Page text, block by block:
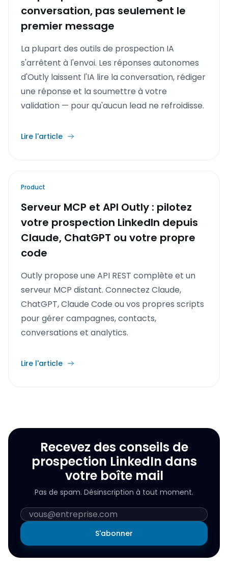
conversation, pas seulement le
premier message
La plupart des outils de prospection IA
s'arrêtent à l'envoi. Les réponses autonomes
d'Outly laissent l'IA lire la conversation, rédiger
une réponse et la soumettre à votre
validation — pour qu'aucun lead ne refroidisse.
Lire l'article
Product
Serveur MCP et API Outly : pilotez
votre prospection LinkedIn depuis
Claude, ChatGPT ou votre propre
code
Outly propose une API REST complète et un
serveur MCP distant. Connectez Claude,
ChatGPT, Claude Code ou vos propres scripts
pour gérer campagnes, contacts,
conversations et analytics.
Lire l'article
Recevez des conseils de
prospection LinkedIn dans
votre boîte mail
Pas de spam. Désinscription à tout moment.
S'abonner